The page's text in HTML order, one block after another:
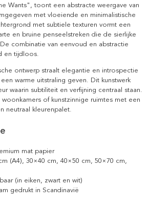
Wants", toont een abstracte weergave van
met vloeiende en minimalistische
met subtiele texturen vormt een
en bruine penseelstreken die de sierlijke
combinatie van eenvoud en abstractie
en tijdloos.
ontwerp straalt elegantie en introspectie
warme uitstraling geven. Dit kunstwerk
waarin subtiliteit en verfijning centraal staan.
of kunstzinnige ruimtes met een
neutraal kleurenpalet.
mat papier
(A4), 30×40 cm, 40×50 cm, 50×70 cm,
(in eiken, zwart en wit)
gedrukt in Scandinavië